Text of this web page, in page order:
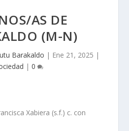
AS DE
(M-N)
Barakaldo | Ene 21, 2025 |
| 0
Xabiera (s.f.) c. con